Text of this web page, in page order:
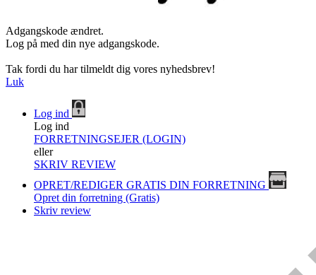
Adgangskode ændret.
Log på med din nye adgangskode.
Tak fordi du har tilmeldt dig vores nyhedsbrev!
Luk
Log ind
Log ind
FORRETNINGSEJER (LOGIN)
eller
SKRIV REVIEW
OPRET/REDIGER GRATIS DIN FORRETNING
Opret din forretning (Gratis)
Skriv review